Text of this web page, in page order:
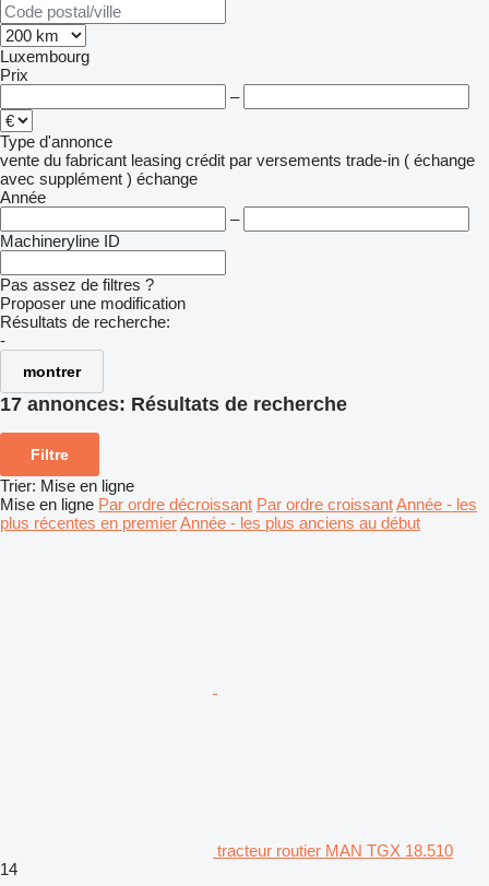
Luxembourg
Prix
–
Type d'annonce
vente du fabricant leasing crédit par versements trade-in ( échange
avec supplément ) échange
Année
–
Machineryline ID
Pas assez de filtres ?
Proposer une modification
Résultats de recherche:
-
montrer
17 annonces: Résultats de recherche
Filtre
Trier: Mise en ligne
Mise en ligne Par ordre décroissant Par ordre croissantAnnée - les
plus récentes en premierAnnée - les plus anciens au début
tracteur routier MAN TGX 18.510
14